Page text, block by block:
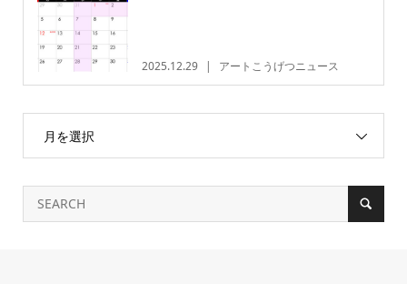
2025.12.29 アートこうげつニュース
月を選択